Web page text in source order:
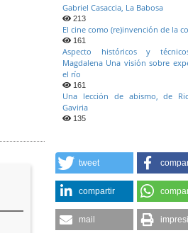
Gabriel Casaccia, La Babosa
213
El cine como (re)invención de la
161
Aspecto históricos y
Magdalena Una visión sobre
el río
161
Una lección de abismo, de
Gaviria
135
tweet
compartir
mail